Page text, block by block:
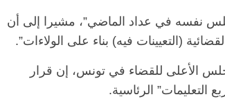
نفسه في عداد الماضي”، مشيرا إلى أن
(التعيينات فيه) بناء على الولاءات”.
الأعلى للقضاء في تونس، إن قرار
الرئاسية.